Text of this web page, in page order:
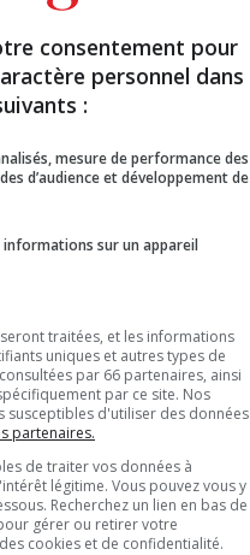
consentement pour
personnel dans
:
mesure de performance des
d’audience et développement de
sur un appareil
traitées, et les informations
uniques et autres types de
par 66 partenaires, ainsi
par ce site. Nos
susceptibles d'utiliser des données
partenaires.
de traiter vos données à
légitime. Vous pouvez vous y
Recherchez un lien en bas de
gérer ou retirer votre
cookies et de confidentialité.